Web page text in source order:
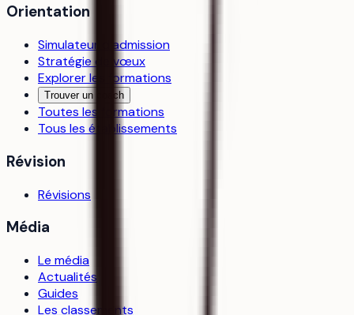
Orientation
Simulateur d’admission
Stratégie de vœux
Explorer les formations
Trouver un coach
Toutes les formations
Tous les établissements
Révision
Révisions
Média
Le média
Actualités
Guides
Les classements